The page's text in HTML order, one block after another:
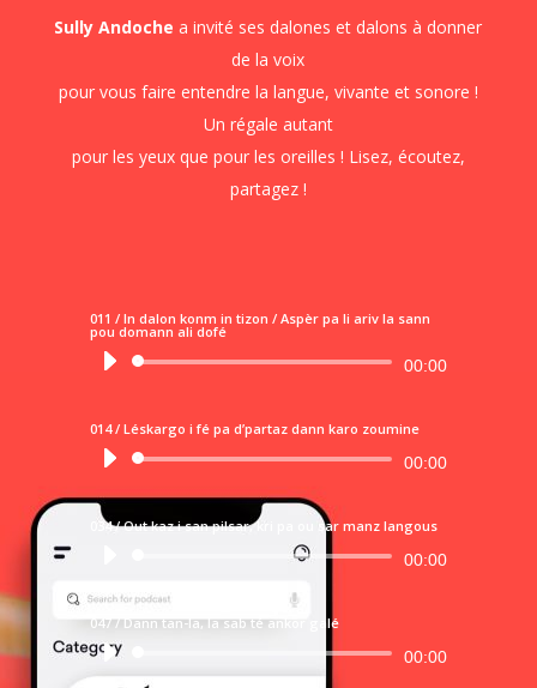
Sully Andoche a invité ses dalones et dalons à donner
de la voix
pour vous faire entendre la langue, vivante et sonore !
Un régale autant
pour les yeux que pour les oreilles ! Lisez, écoutez,
partagez !
011 / In dalon konm in tizon / Aspèr pa li ariv la sann
pou domann ali dofé
Lecteur
00:00
014 / Léskargo i fé pa d’partaz dann karo zoumine
Lecteur
audio
00:00
034 / Out kaz i san pilsar, kri pa ou sar manz langous
Lecteur
audio
00:00
047 / Dann tan-la, la sab té ankor galé
Lecteur
00:00